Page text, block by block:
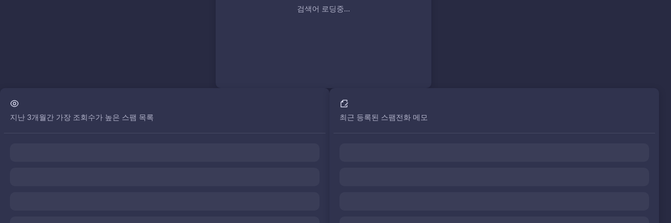
검색어 로딩중...
지난 3개월간 가장 조회수가 높은 스팸 목록 최근 등록된 스팸전화 메모